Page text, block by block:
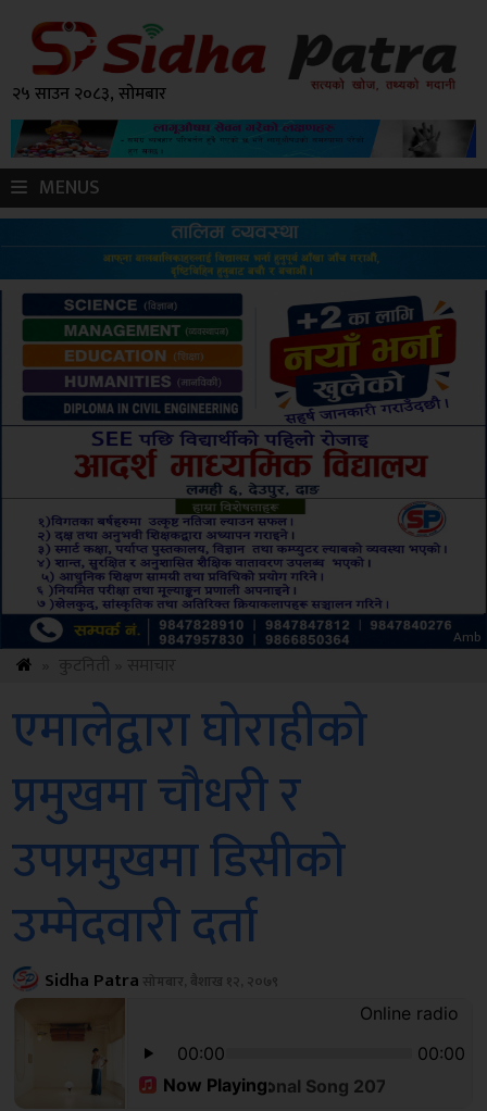
२५ साउन २०८३, सोमबार
MENUS
ksbus
एमालेद्वारा घोराहीको
प्रमुखमा चौधरी र
उपप्रमुखमा डिसीको
उम्मेदवारी दर्ता
Sidha Patraसोमबार, बैशाख १२, २०७९